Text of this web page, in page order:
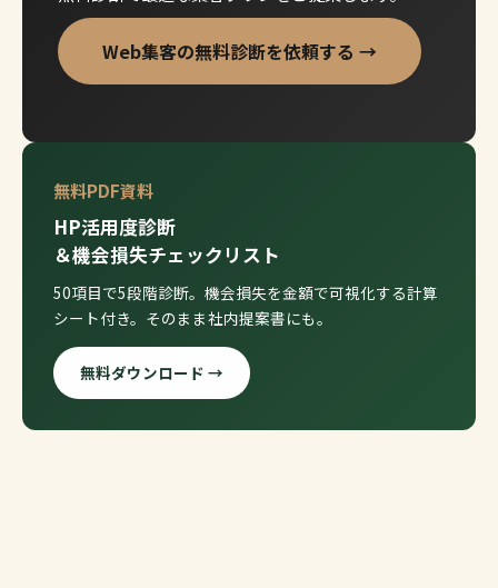
Web集客の無料診断を依頼する →
無料PDF資料
HP活用度診断
＆機会損失チェックリスト
50項目で5段階診断。機会損失を金額で可視化する計算
シート付き。そのまま社内提案書にも。
無料ダウンロード →